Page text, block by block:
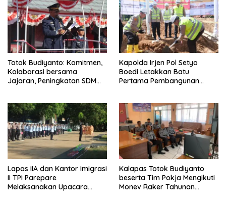
Tim Penilai Mandiri
Totok Budiyanto: Komitmen,
Kolaborasi bersama
Jajaran, Peningkatan SDM
Kapolda Irjen Pol Setyo
Boedi Letakkan Batu
Pertama Pembangunan
Lapas IIA dan Kantor Imigrasi
II TPI Parepare
Melaksanakan Upacara
Kalapas Totok Budiyanto
beserta Tim Pokja Mengikuti
Monev Raker Tahunan